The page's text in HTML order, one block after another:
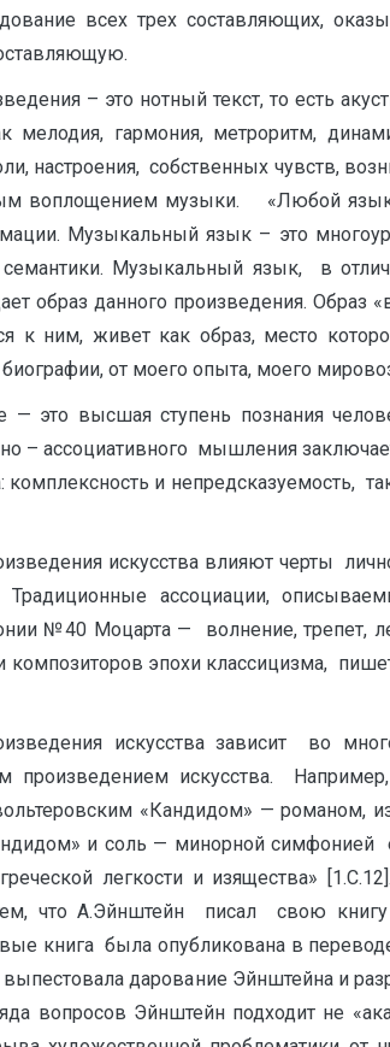
всех трех составляющих,
– это нотный текст, то есть
мелодия, гармония, метроритм,
настроения, собственных чувств,
воплощением музыки. «Любой
Музыкальный язык – это
Музыкальный язык, в
образ данного произведения.
к ним, живет как образ, место
от моего опыта, моего
ступень познания
– ассоциативного мышления
и непредсказуемость,
искусства влияют черты
ассоциации,
№40 Моцарта — волнение, трепет,
эпохи классицизма,
искусства зависит во
произведением искусства.
«Кандидом» — романом,
и соль — минорной симфонией
легкости и изящества»
что А.Эйнштейн писал свою
книга была опубликована в
дарование Эйнштейна и
вопросов Эйнштейн подходит не